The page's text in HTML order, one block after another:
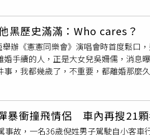
生活的內容，提高宣導觸及率與辨識度
感謝工務局協助媒合企業投入公園生
實公車「指差確認」及車內資訊簡化
計畫，使本市執行成果獲中央肯定。
提供／台南市政府)另外，青年委員鄭
建議「毒駕需要透過科技的方式來解
危險駕駛，雙管齊下讓毒駕行為降低
將持續深化青年公共參與，鼓勵青年
量，共同打造更安全、友善且具韌性的
已印製A4彩色照片海報，將提供本市
會制約，避免高度酒（毒）駕累犯者再
及拒測等上述違規行為車輛牌照一律
重傷或死亡，得没入該車輛；年滿十
（毒）駕及拒測累犯資料已公告於交
零容忍，染毒一次代價一世，毒駕上
代駕或搭乘大眾運輸，勿心存僥倖觸
歷史滿滿：Who cares？
辦《憲憲同樂會》演唱會時首度鬆口
手續的人，正是大女兒吳姍儒，消息
，我都幾歲了，不重要，都離婚那麼
謠、說謊的網紅陳沂，凌晨發文表示
過往爭議，指出對方當年明明已婚、育
」，並提及當年遭黃安揭露已婚身分後
到拖這麼久」。她進一步翻出吳宗憲
沂說自己原以為吳宗憲在已婚身分曝
暴衝撞飛情侶 車內再搜21
故，一名36歲倪姓男子駕駛自小客車